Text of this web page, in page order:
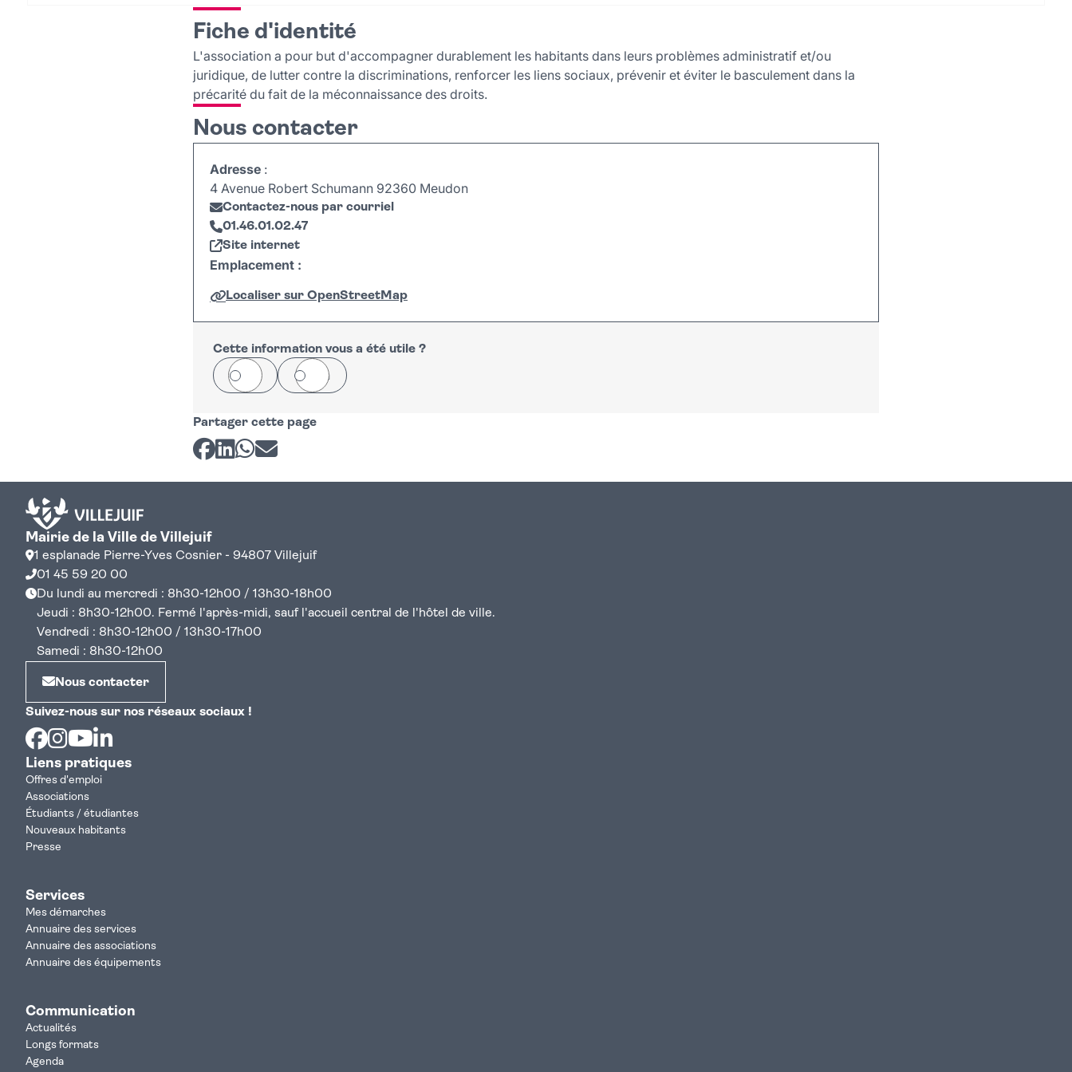
Fiche d'identité
L'association a pour but d'accompagner durablement les habitants dans leurs problèmes administratif et/ou
juridique, de lutter contre la discriminations, renforcer les liens sociaux, prévenir et éviter le basculement dans la
précarité du fait de la méconnaissance des droits.
Nous contacter
Adresse :
4 Avenue Robert Schumann 92360 Meudon
Contactez-nous par courriel
01.46.01.02.47
Site internet
Emplacement :
Localiser sur OpenStreetMap
+
−
Cette information vous a été utile ?
Oui Non
Partager cette page
Partager sur Facebook
Partager sur LinkedIn
Partager sur Whatsapp
Partager par courriel
Mairie de la Ville de Villejuif
1 esplanade Pierre-Yves Cosnier - 94807 Villejuif
01 45 59 20 00
Du lundi au mercredi : 8h30-12h00 / 13h30-18h00
Jeudi : 8h30-12h00. Fermé l'après-midi, sauf l'accueil central de l'hôtel de ville.
Vendredi : 8h30-12h00 / 13h30-17h00
Samedi : 8h30-12h00
Nous contacter
Suivez-nous sur nos réseaux sociaux !
Facebook
Instagram
Youtube
Liens pratiques
Offres d'emploi
Associations
Étudiants / étudiantes
Nouveaux habitants
Presse
Services
Mes démarches
Annuaire des services
Annuaire des associations
Annuaire des équipements
Communication
Actualités
Longs formats
Agenda